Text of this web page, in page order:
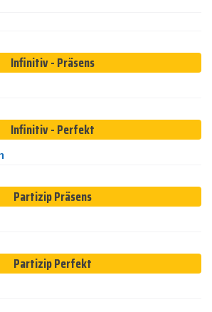
Infinitiv - Präsens
Infinitiv - Perfekt
Partizip Präsens
Partizip Perfekt